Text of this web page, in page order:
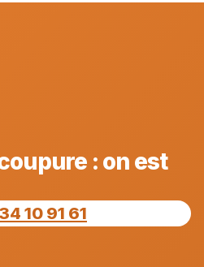
: on est
10 91 61